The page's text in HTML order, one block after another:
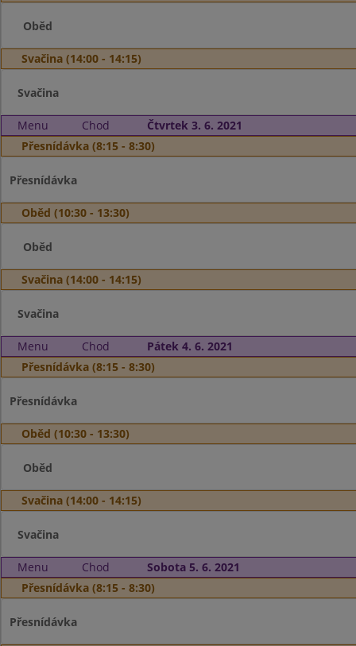
Oběd
Svačina (14:00 - 14:15)
Svačina
Menu Chod
Čtvrtek 3. 6. 2021
Přesnídávka (8:15 - 8:30)
Přesnídávka
Oběd (10:30 - 13:30)
Oběd
Svačina (14:00 - 14:15)
Svačina
Menu Chod
Pátek 4. 6. 2021
Přesnídávka (8:15 - 8:30)
Přesnídávka
Oběd (10:30 - 13:30)
Oběd
Svačina (14:00 - 14:15)
Svačina
Menu Chod
Sobota 5. 6. 2021
Přesnídávka (8:15 - 8:30)
Přesnídávka